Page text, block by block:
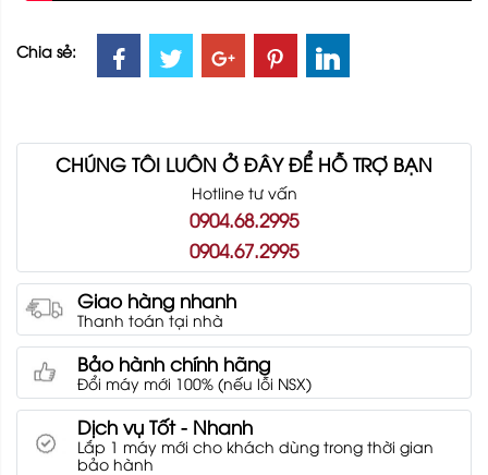
Chia sẻ:
CHÚNG TÔI LUÔN Ở ĐÂY ĐỂ HỖ TRỢ BẠN
Hotline tư vấn
0904.68.2995
0904.67.2995
Giao hàng nhanh
Thanh toán tại nhà
Bảo hành chính hãng
Đổi máy mới 100% (nếu lỗi NSX)
Dịch vụ Tốt - Nhanh
Lắp 1 máy mới cho khách dùng trong thời gian
bảo hành